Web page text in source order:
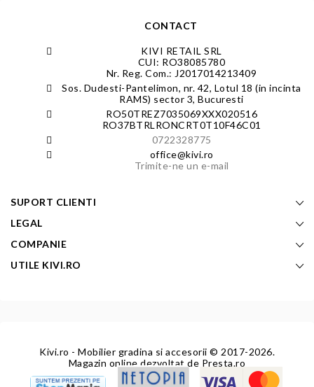
CONTACT
KIVI RETAIL SRL
CUI: RO38085780
Nr. Reg. Com.: J2017014213409
Sos. Dudesti-Pantelimon, nr. 42, Lotul 18 (in incinta
RAMS) sector 3, Bucuresti
RO50TREZ7035069XXX020516
RO37BTRLRONCRT0T10F46C01
0722328775
office@kivi.ro
Trimite-ne un e-mail
SUPORT CLIENTI
LEGAL
COMPANIE
UTILE KIVI.RO
Kivi.ro - Mobilier gradina si accesorii © 2017-2026.
Magazin online dezvoltat de Presta.ro